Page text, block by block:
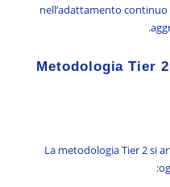
nell’adattamento
2. Metodologia
La metodologia Tier 2 si